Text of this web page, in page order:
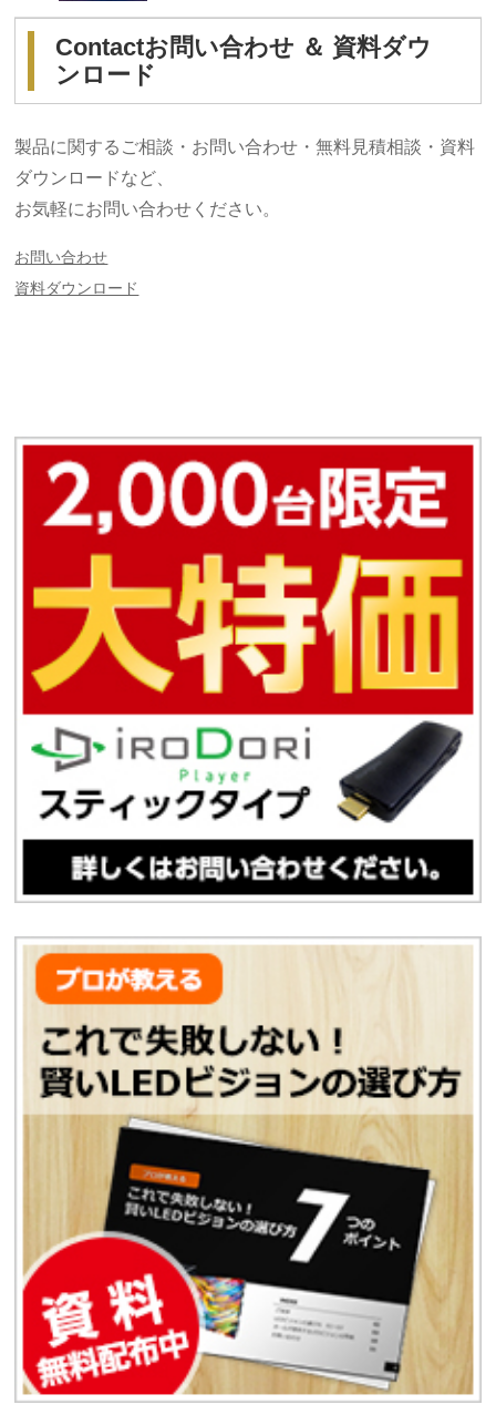
Contactお問い合わせ ＆ 資料ダウ
ンロード
製品に関するご相談・お問い合わせ・無料見積相談・資料
ダウンロードなど、
お気軽にお問い合わせください。
お問い合わせ
資料ダウンロード